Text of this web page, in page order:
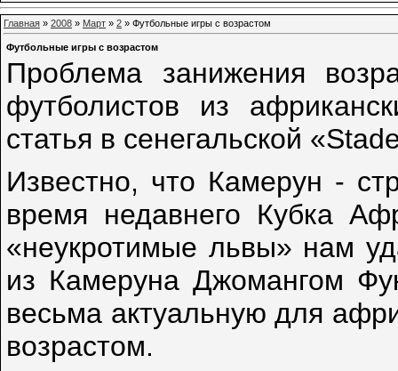
Главная » 2008 » Март » 2 » Футбольные игры с возрастом
Футбольные игры с возрастом
Проблема занижения
футболистов из
статья в сенегальской
Известно, что Камерун -
время недавнего Кубка
«неукротимые львы» нам
из Камеруна Джомангом
весьма актуальную для
возрастом.